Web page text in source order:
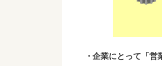
企業にとって「営